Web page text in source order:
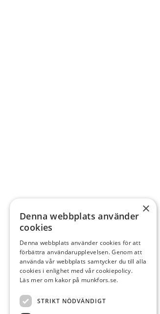
×
Denna webbplats använder
cookies
Denna webbplats använder cookies för att
förbättra användarupplevelsen. Genom att
använda vår webbplats samtycker du till alla
cookies i enlighet med vår cookiepolicy.
Läs mer om kakor på munkfors.se.
STRIKT NÖDVÄNDIGT